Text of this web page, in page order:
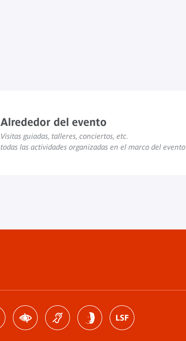
Alrededor del evento
Visitas guiadas, talleres, conciertos, etc.
todas las actividades organizadas en el marco del evento